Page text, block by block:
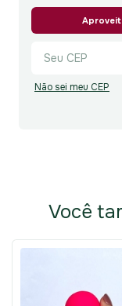
Não sei meu CEP
Você